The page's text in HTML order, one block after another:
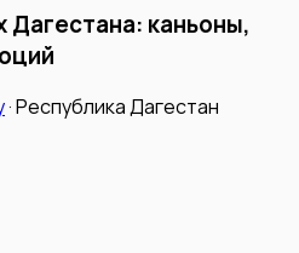
Дагестана: каньоны,
·Республика Дагестан